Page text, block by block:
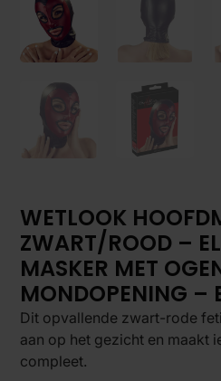
WETLOOK
ZWART/ROOD –
MASKER MET
MONDOPENING –
Dit opvallende zwart-rode
aan op het gezicht en maakt
compleet.